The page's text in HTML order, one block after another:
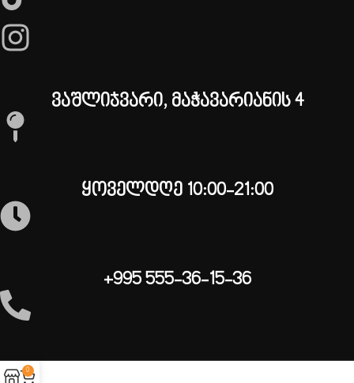
ვაშლიჯვარი, მაჭავარიანის 4
ყოველდღე 10:00-21:00
+995 555-36-15-36
0